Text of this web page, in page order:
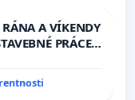
A VÍKENDY
PRÁCE
DO 13.00